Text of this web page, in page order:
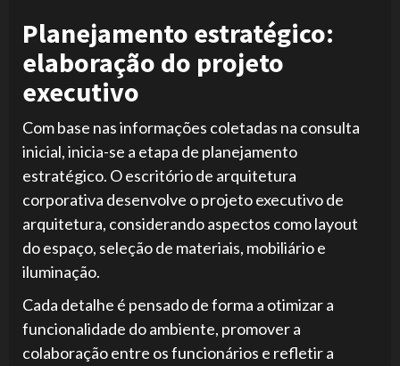
Planejamento estratégico:
elaboração do projeto
executivo
Com base nas informações coletadas na consulta
inicial, inicia-se a etapa de planejamento
estratégico. O escritório de arquitetura
corporativa desenvolve o projeto executivo de
arquitetura, considerando aspectos como layout
do espaço, seleção de materiais, mobiliário e
iluminação.
Cada detalhe é pensado de forma a otimizar a
funcionalidade do ambiente, promover a
colaboração entre os funcionários e refletir a